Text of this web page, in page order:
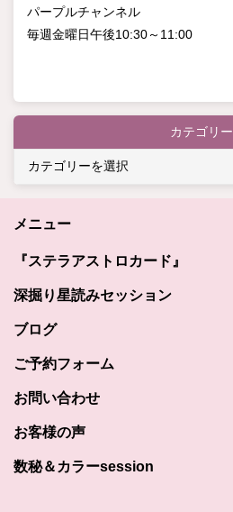
パープルチャンネル
毎週金曜日午後10:30～11:00
カテゴリー
リ
メニュー
『ステラアストロカード』
深掘り星読みセッション
ブログ
ご予約フォーム
お問い合わせ
お客様の声
数秘＆カラーsession